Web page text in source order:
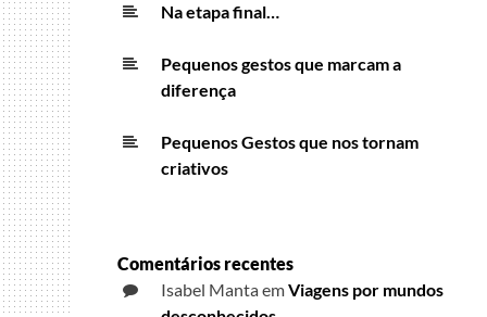
Na etapa final…
Pequenos gestos que marcam a
diferença
Pequenos Gestos que nos tornam
criativos
Comentários recentes
Isabel MantaemViagens por mundos